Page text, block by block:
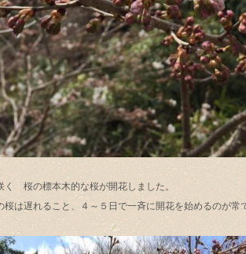
く 桜の標本木的な桜が開花しました。
は遅れること、４～５日で一斉に開花を始めるのが常